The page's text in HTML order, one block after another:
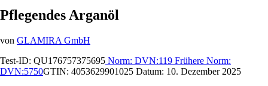
Pflegendes Arganöl
von GLAMIRA GmbH
Test-ID: QU176757375695 Norm: DVN:119 Frühere Norm:
DVN:5750GTIN: 4053629901025 Datum: 10. Dezember 2025